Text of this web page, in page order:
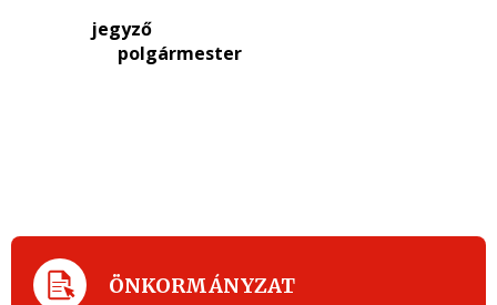
jegyző
polgármester
ÖNKORMÁNYZAT